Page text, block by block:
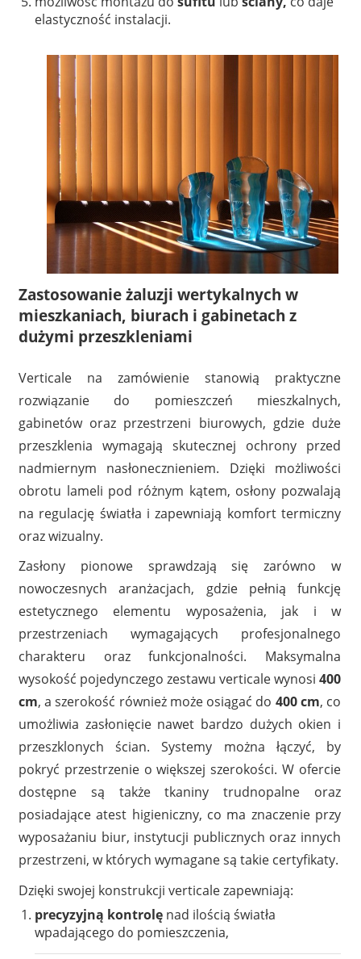
elastyczność instalacji.
Zastosowanie żaluzji wertykalnych w
mieszkaniach, biurach i gabinetach z
dużymi przeszkleniami
Verticale na zamówienie stanowią praktyczne
rozwiązanie do pomieszczeń mieszkalnych,
gabinetów oraz przestrzeni biurowych, gdzie duże
przeszklenia wymagają skutecznej ochrony przed
nadmiernym nasłonecznieniem. Dzięki możliwości
obrotu lameli pod różnym kątem, osłony pozwalają
na regulację światła i zapewniają komfort termiczny
oraz wizualny.
Zasłony pionowe sprawdzają się zarówno w
nowoczesnych aranżacjach, gdzie pełnią funkcję
estetycznego elementu wyposażenia, jak i w
przestrzeniach wymagających profesjonalnego
charakteru oraz funkcjonalności. Maksymalna
wysokość pojedynczego zestawu verticale wynosi 400
cm, a szerokość również może osiągać do 400 cm, co
umożliwia zasłonięcie nawet bardzo dużych okien i
przeszklonych ścian. Systemy można łączyć, by
pokryć przestrzenie o większej szerokości. W ofercie
dostępne są także tkaniny trudnopalne oraz
posiadające atest higieniczny, co ma znaczenie przy
wyposażaniu biur, instytucji publicznych oraz innych
przestrzeni, w których wymagane są takie certyfikaty.
Dzięki swojej konstrukcji verticale zapewniają:
precyzyjną kontrolę nad ilością światła
wpadającego do pomieszczenia,